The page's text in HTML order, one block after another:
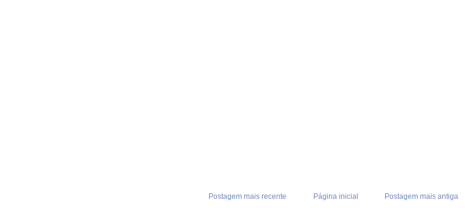
Postagem mais recente Postagem mais antiga
Página inicial